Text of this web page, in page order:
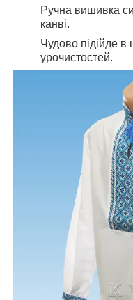
Ручна вишивка
канві.
Чудово підійде в
урочистостей.